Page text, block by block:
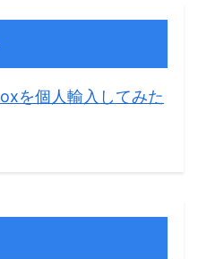
を個人輸入してみた